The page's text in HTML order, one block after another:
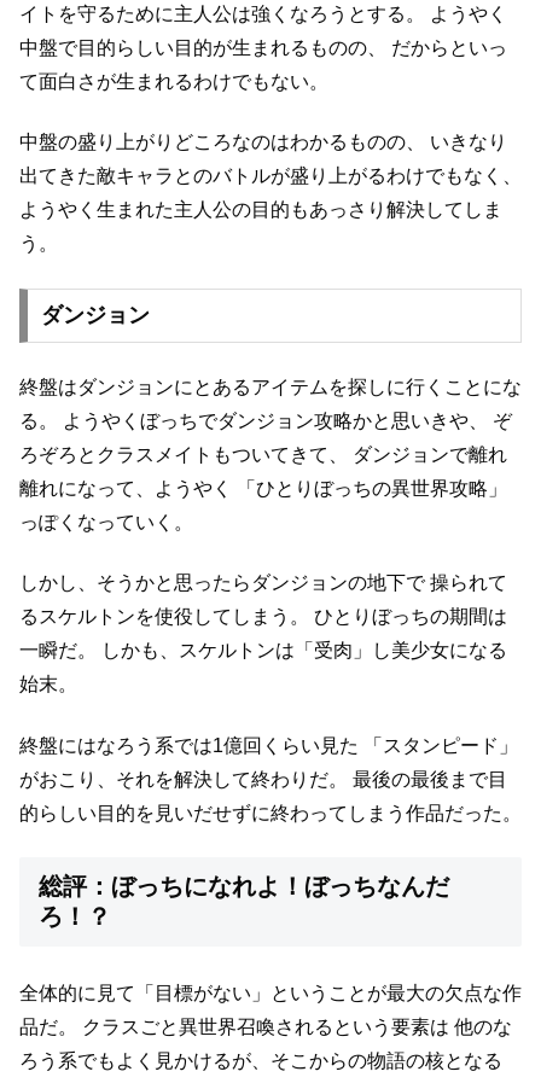
イトを守るために主人公は強くなろうとする。
ようやく
中盤で目的らしい目的が生まれるものの、
だからといっ
て面白さが生まれるわけでもない。
中盤の盛り上がりどころなのはわかるものの、
いきなり
出てきた敵キャラとのバトルが盛り上がるわけでもなく、
ようやく生まれた主人公の目的もあっさり解決してしま
う。
ダンジョン
終盤はダンジョンにとあるアイテムを探しに行くことにな
る。
ようやくぼっちでダンジョン攻略かと思いきや、
ぞ
ろぞろとクラスメイトもついてきて、
ダンジョンで離れ
離れになって、ようやく
「ひとりぼっちの異世界攻略」
っぽくなっていく。
しかし、そうかと思ったらダンジョンの地下で操られて
るスケルトンを使役してしまう。
ひとりぼっちの期間は
一瞬だ。
しかも、スケルトンは「受肉」し美少女になる
始末。
終盤にはなろう系では1億回くらい見た
「スタンピード」
がおこり、それを解決して終わりだ。
最後の最後まで目
的らしい目的を見いだせずに終わってしまう作品だった。
総評：ぼっちになれよ！ぼっちなんだ
ろ！？
全体的に見て「目標がない」ということが最大の欠点な作
品だ。
クラスごと異世界召喚されるという要素は 他のな
ろう系でもよく見かけるが、そこからの物語の核となる